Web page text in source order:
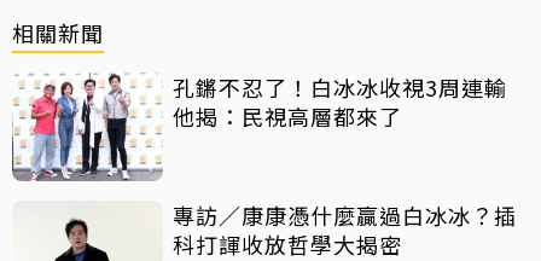
相關新聞
孔鏘不忍了！白冰冰收視3周連輸
他揭：民視高層都來了
專訪／康康憑什麼贏過白冰冰？插
科打諢收放哲學大揭密